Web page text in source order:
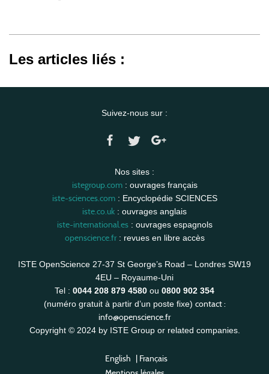
Les articles liés :
Suivez-nous sur :
Nos sites :
istegroup.com: ouvrages français
iste-sciences.com: Encyclopédie SCIENCES
iste.co.uk : ouvrages anglais
iste-international.es: ouvrages espagnols
openscience.fr: revues en libre accès
ISTE OpenScience 27-37 St George’s Road – Londres SW19
4EU – Royaume-Uni
Tel : 0044 208 879 4580 ou 0800 902 354
(numéro gratuit à partir d’un poste fixe) contact :
info@openscience.fr
Copyright © 2024 by ISTE Group or related companies.
English | Français